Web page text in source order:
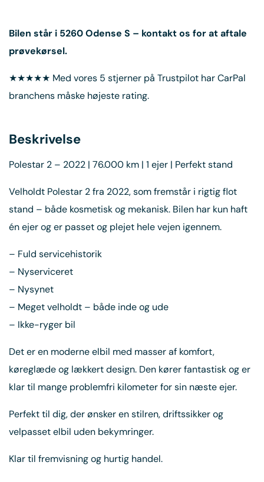
Bilen står i 5260 Odense S – kontakt os for at aftale
prøvekørsel.
★★★★★ Med vores 5 stjerner på Trustpilot har CarPal
branchens måske højeste rating.
Beskrivelse
Polestar 2 – 2022 | 76.000 km | 1 ejer | Perfekt stand
Velholdt Polestar 2 fra 2022, som fremstår i rigtig flot
stand – både kosmetisk og mekanisk. Bilen har kun haft
én ejer og er passet og plejet hele vejen igennem.
– Fuld servicehistorik
– Nyserviceret
– Nysynet
– Meget velholdt – både inde og ude
– Ikke-ryger bil
Det er en moderne elbil med masser af komfort,
køreglæde og lækkert design. Den kører fantastisk og er
klar til mange problemfri kilometer for sin næste ejer.
Perfekt til dig, der ønsker en stilren, driftssikker og
velpasset elbil uden bekymringer.
Klar til fremvisning og hurtig handel.